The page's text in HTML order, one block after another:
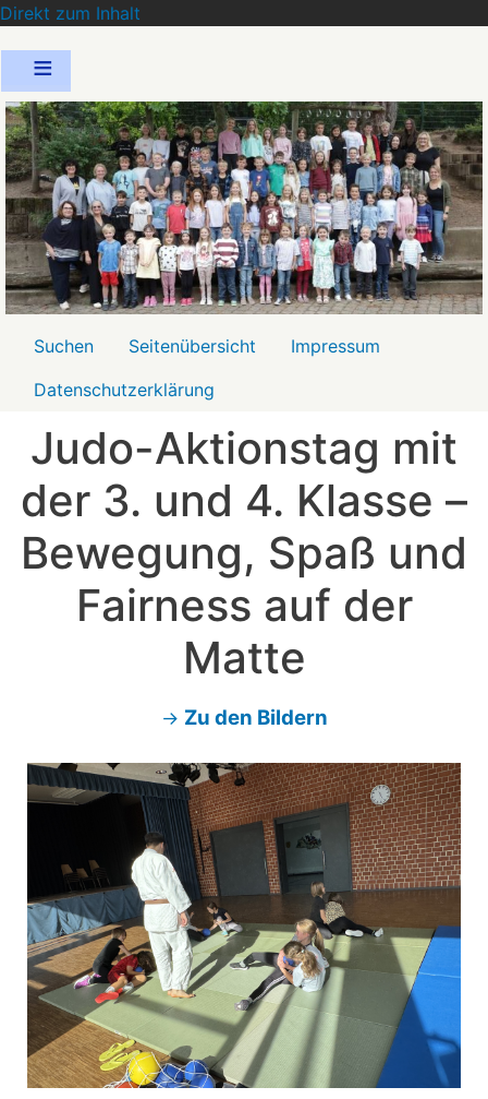
Direkt zum Inhalt
Menü2
Suchen Seitenübersicht
Impressum
Datenschutzerklärung
Judo-Aktionstag mit
der 3. und 4. Klasse –
Bewegung, Spaß und
Fairness auf der
Matte
→ Zu den Bildern